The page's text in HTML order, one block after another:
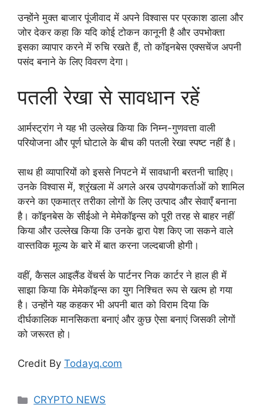
उन्होंने मुक्त बाजार पूंजीवाद में अपने विश्वास पर प्रकाश डाला और
जोर देकर कहा कि यदि कोई टोकन कानूनी है और उपभोक्ता
इसका व्यापार करने में रुचि रखते हैं, तो कॉइनबेस एक्सचेंज अपनी
पसंद बनाने के लिए विवरण देगा।
पतली रेखा से सावधान रहें
आर्मस्ट्रांग ने यह भी उल्लेख किया कि निम्न-गुणवत्ता वाली
परियोजना और पूर्ण घोटाले के बीच की पतली रेखा स्पष्ट नहीं है।
साथ ही व्यापारियों को इससे निपटने में सावधानी बरतनी चाहिए।
उनके विश्वास में, श्रृंखला में अगले अरब उपयोगकर्ताओं को शामिल
करने का एकमात्र तरीका लोगों के लिए उत्पाद और सेवाएँ बनाना
है। कॉइनबेस के सीईओ ने मेमेकॉइन्स को पूरी तरह से बाहर नहीं
किया और उल्लेख किया कि उनके द्वारा पेश किए जा सकने वाले
वास्तविक मूल्य के बारे में बात करना जल्दबाजी होगी।
वहीं, कैसल आइलैंड वेंचर्स के पार्टनर निक कार्टर ने हाल ही में
साझा किया कि मेमेकॉइन्स का युग निश्चित रूप से खत्म हो गया
है। उन्होंने यह कहकर भी अपनी बात को विराम दिया कि
दीर्घकालिक मानसिकता बनाएं और कुछ ऐसा बनाएं जिसकी लोगों
को जरूरत हो।
Credit By Todayq.com
Categories
CRYPTO NEWS